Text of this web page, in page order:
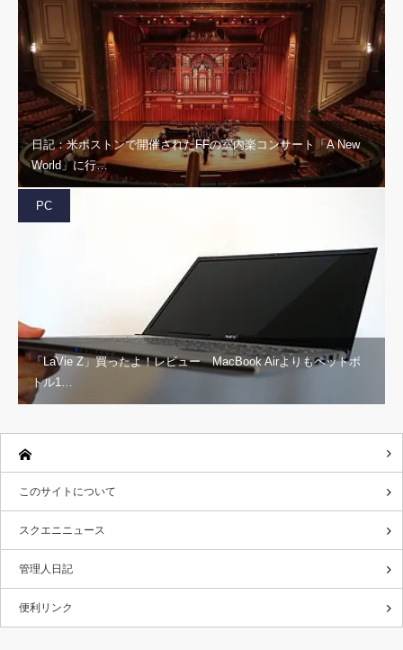
日記：米ボストンで開催されたFFの室内楽コンサート「A New
World」に行…
PC
「LaVie Z」買ったよ！レビュー MacBook Airよりもペットボ
トル1…
このサイトについて
スクエニニュース
管理人日記
便利リンク